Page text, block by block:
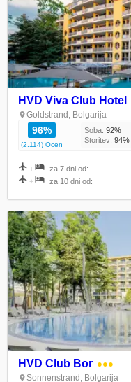
HVD Viva Club Hotel
Goldstrand, Bolgarija
96%
(2.114) Ocen
Soba: 92%
Storitev: 94%
+ za 7 dni od:
+ za 10 dni od:
HVD Club Bor ●●●
Sonnenstrand, Bolgarija